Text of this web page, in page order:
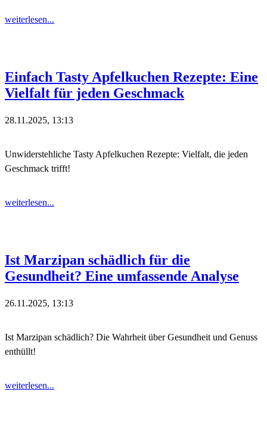
weiterlesen...
Einfach Tasty Apfelkuchen Rezepte: Eine
Vielfalt für jeden Geschmack
28.11.2025, 13:13
Unwiderstehliche Tasty Apfelkuchen Rezepte: Vielfalt, die jeden
Geschmack trifft!
weiterlesen...
Ist Marzipan schädlich für die
Gesundheit? Eine umfassende Analyse
26.11.2025, 13:13
Ist Marzipan schädlich? Die Wahrheit über Gesundheit und Genuss
enthüllt!
weiterlesen...